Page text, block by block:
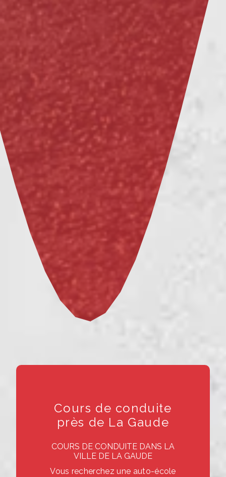
Cours de conduite
près de La Gaude
COURS DE CONDUITE DANS LA
VILLE DE LA GAUDE
Vous recherchez une auto-école